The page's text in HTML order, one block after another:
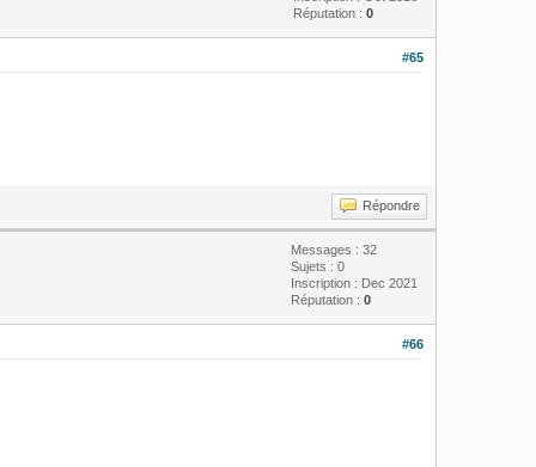
Réputation : 0
#65
Répondre
Messages : 32
Sujets : 0
Inscription : Dec 2021
Réputation : 0
#66